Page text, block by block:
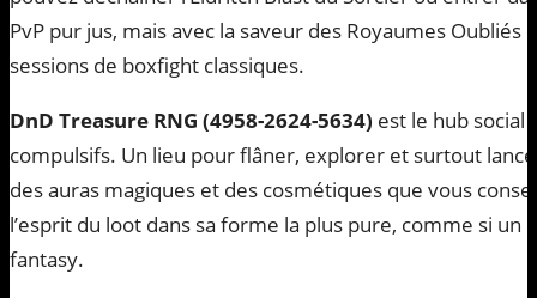
PvP pur jus, mais avec la saveur des Royaumes
sessions de boxfight classiques.
DnD Treasure RNG (4958-2624-5634) est le hub social
compulsifs. Un lieu pour flâner, explorer et surtout
des auras magiques et des cosmétiques que vous
l’esprit du loot dans sa forme la plus pure, comme si un
fantasy.